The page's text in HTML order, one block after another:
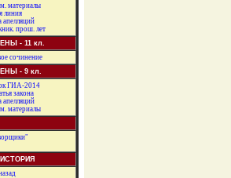
материалы
линия
апелляций
прош. лет
- 11 кл.
сочинение
- 9 кл.
ГИА-2014
закона
апелляций
материалы